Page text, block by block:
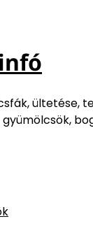
ültetése,